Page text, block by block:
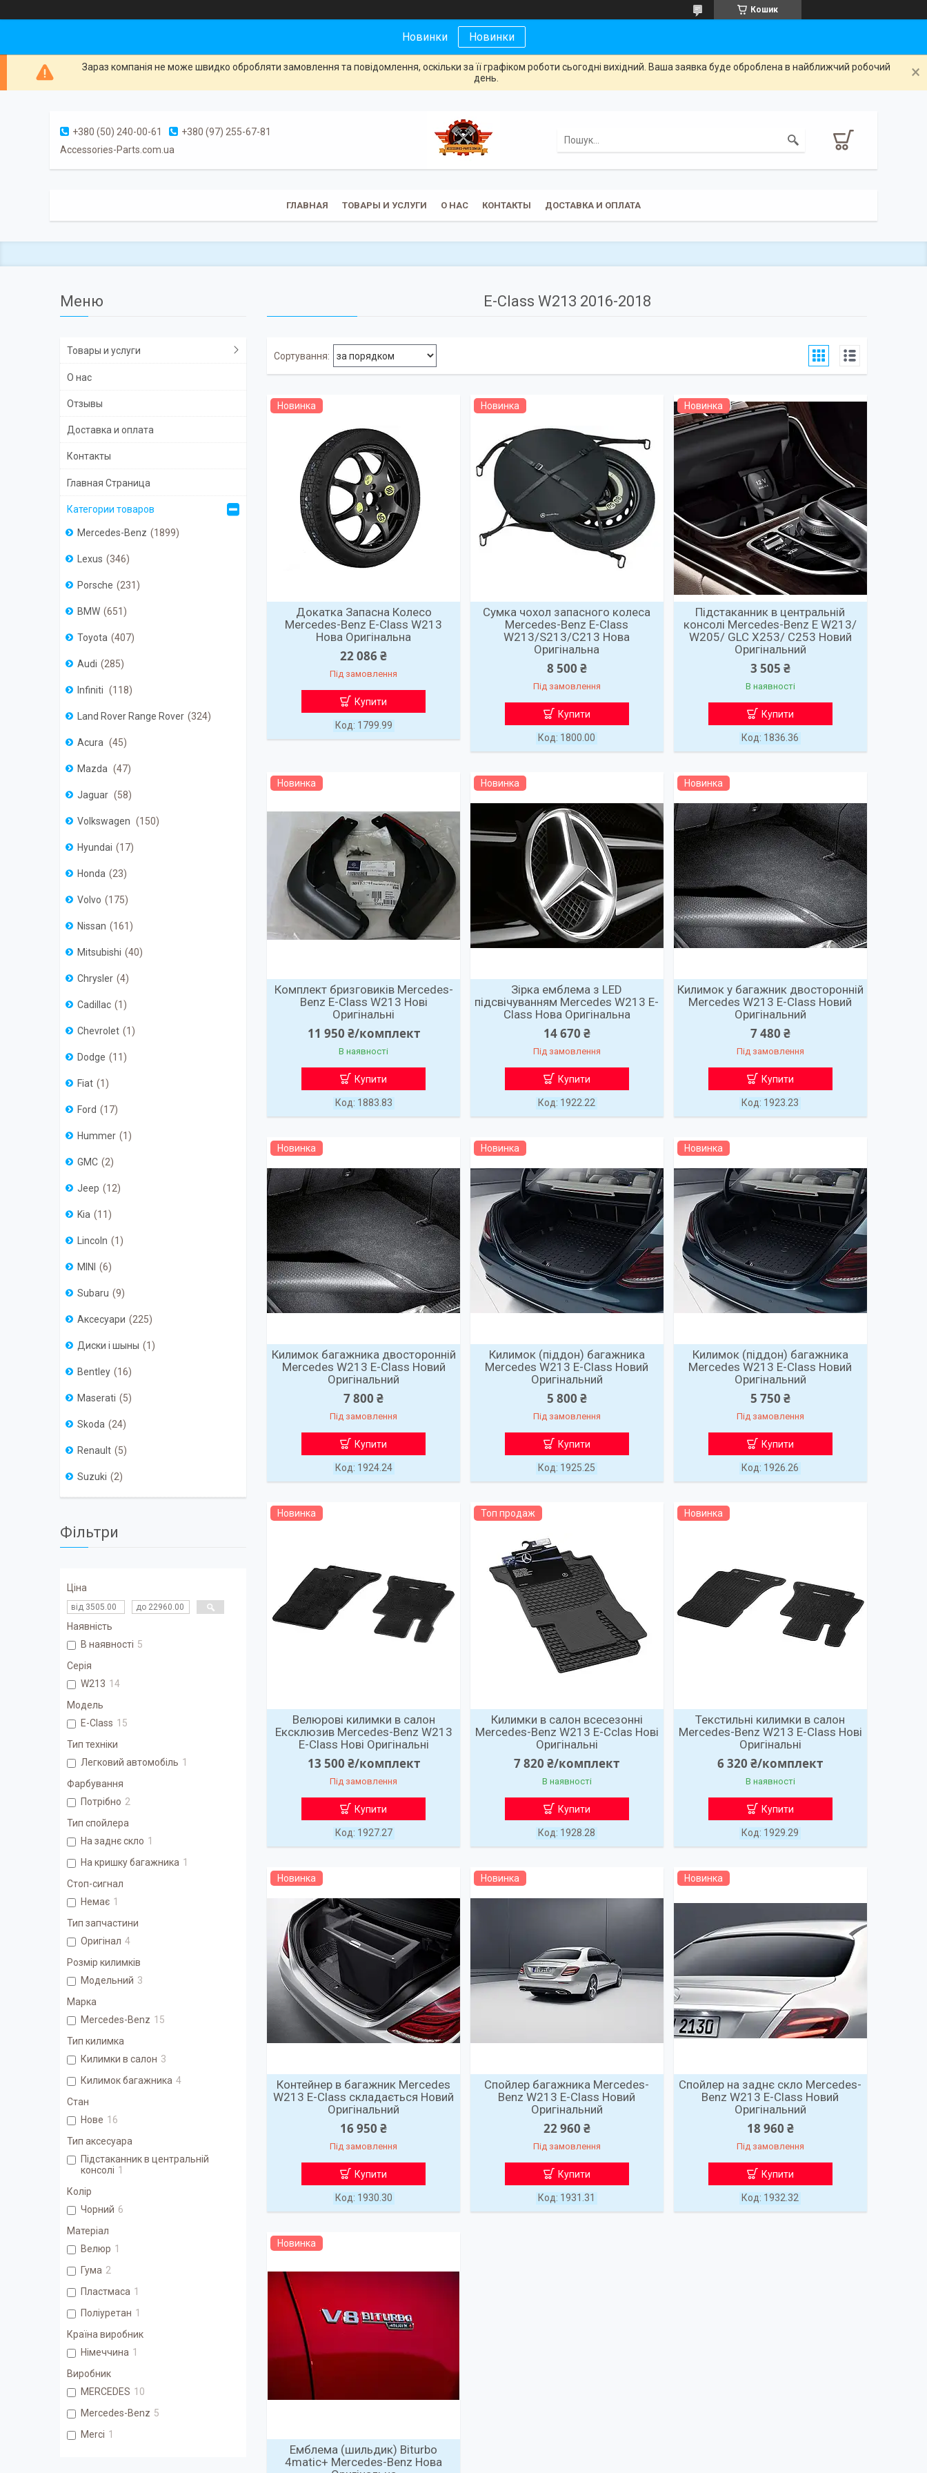
Кошик
Новинки Новинки
Зараз компанія не може швидко обробляти замовлення та повідомлення, оскільки за її графіком роботи сьогодні вихідний. Ваша заявка буде оброблена в найближчий робочий
день.
+380 (50) 240-00-61
+380 (97) 255-67-81
Accessories-Parts.com.ua
ГЛАВНАЯ ТОВАРЫ И УСЛУГИ О НАС КОНТАКТЫ ДОСТАВКА И ОПЛАТА
E-Class W213 2016-2018
Новинка
Докатка Запасна Колесо
Mercedes-Benz E-Class W213
Нова Оригінальна
22 086 ₴
Під замовлення
Купити
1799.99
Новинка
Сумка чохол запасного колеса
Mercedes-Benz E-Class
W213/S213/C213 Нова
Оригінальна
8 500 ₴
Під замовлення
Купити
1800.00
Новинка
Підстаканник в центральній
консолі Mercedes-Benz E W213/
W205/ GLC X253/ C253 Новий
Оригінальний
3 505 ₴
В наявності
Купити
1836.36
Новинка
Комплект бризговиків Mercedes-
Benz E-Class W213 Нові
Оригінальні
11 950 ₴/комплект
В наявності
Купити
1883.83
Новинка
Зірка емблема з LED
підсвічуванням Mercedes W213 E-
Class Нова Оригінальна
14 670 ₴
Під замовлення
Купити
1922.22
Новинка
Килимок у багажник двосторонній
Mercedes W213 E-Class Новий
Оригінальний
7 480 ₴
Під замовлення
Купити
1923.23
Новинка
Килимок багажника двосторонній
Mercedes W213 E-Class Новий
Оригінальний
7 800 ₴
Під замовлення
Купити
1924.24
Новинка
Килимок (піддон) багажника
Mercedes W213 E-Class Новий
Оригінальний
5 800 ₴
Під замовлення
Купити
1925.25
Новинка
Килимок (піддон) багажника
Mercedes W213 E-Class Новий
Оригінальний
5 750 ₴
Під замовлення
Купити
1926.26
Новинка
Велюрові килимки в салон
Ексклюзив Mercedes-Benz W213
E-Class Нові Оригінальні
13 500 ₴/комплект
Під замовлення
Купити
1927.27
Топ продаж
Килимки в салон всесезонні
Mercedes-Benz W213 E-Cclas Нові
Оригінальні
7 820 ₴/комплект
В наявності
Купити
1928.28
Новинка
Текстильні килимки в салон
Mercedes-Benz W213 E-Class Нові
Оригінальні
6 320 ₴/комплект
В наявності
Купити
1929.29
Новинка
Контейнер в багажник Mercedes
W213 E-Class складається Новий
Оригінальний
16 950 ₴
Під замовлення
Купити
1930.30
Новинка
Спойлер багажника Mercedes-
Benz W213 E-Class Новий
Оригінальний
22 960 ₴
Під замовлення
Купити
1931.31
Новинка
Спойлер на заднє скло Mercedes-
Benz W213 E-Class Новий
Оригінальний
18 960 ₴
Під замовлення
Купити
1932.32
Новинка
Емблема (шильдик) Biturbo
4matic+ Mercedes-Benz Нова
Товары и услуги
О нас
Отзывы
Доставка и оплата
Контакты
Главная Страница
Категории товаров
Mercedes-Benz 1899
Lexus 346
Porsche 231
BMW 651
Toyota 407
Audi 285
Infiniti 118
Land Rover Range Rover 324
Acura 45
Mazda 47
Jaguar 58
Volkswagen 150
Hyundai 17
Honda 23
Volvo 175
Nissan 161
Mitsubishi 40
Chrysler 4
Cadillac 1
Chevrolet 1
Dodge 11
Fiat 1
Ford 17
Hummer 1
GMC 2
Jeep 12
Kia 11
Lincoln 1
MINI 6
Subaru 9
Аксесуари 225
Диски і шыны 1
Bentley 16
Maserati 5
Skoda 24
Renault 5
Suzuki 2
Фільтри
Ціна
Наявність
В наявності 5
Серія
W213 14
Модель
E-Class 15
Тип техніки
Легковий автомобіль 1
Фарбування
Потрібно 2
Тип спойлера
На заднє скло 1
На кришку багажника 1
Стоп-сигнал
Немає 1
Тип запчастини
Оригінал 4
Розмір килимків
Модельний 3
Марка
Mercedes-Benz 15
Тип килимка
Килимки в салон 3
Килимок багажника 4
Стан
Нове 16
Тип аксесуара
Підстаканник в центральній
консолі 1
Колір
Чорний 6
Матеріал
Велюр 1
Гума 2
Пластмаса 1
Поліуретан 1
Країна виробник
Німеччина 1
Виробник
MERCEDES 10
Mercedes-Benz 5
Merci 1